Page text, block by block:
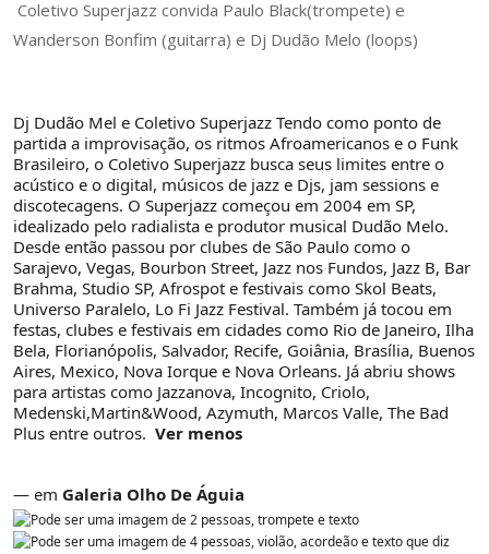
Coletivo Superjazz convida Paulo Black(trompete) e
Wanderson Bonfim (guitarra) e Dj Dudão Melo (loops)
Dj Dudão Mel e Coletivo Superjazz Tendo como ponto de
partida a improvisação, os ritmos Afroamericanos e o Funk
Brasileiro, o Coletivo Superjazz busca seus limites entre o
acústico e o digital, músicos de jazz e Djs, jam sessions e
discotecagens. O Superjazz começou em 2004 em SP,
idealizado pelo radialista e produtor musical Dudão Melo.
Desde então passou por clubes de São Paulo como o
Sarajevo, Vegas, Bourbon Street, Jazz nos Fundos, Jazz B, Bar
Brahma, Studio SP, Afrospot e festivais como Skol Beats,
Universo Paralelo, Lo Fi Jazz Festival. Também já tocou em
festas, clubes e festivais em cidades como Rio de Janeiro, Ilha
Bela, Florianópolis, Salvador, Recife, Goiânia, Brasília, Buenos
Aires, Mexico, Nova Iorque e Nova Orleans. Já abriu shows
para artistas como Jazzanova, Incognito, Criolo,
Medenski,Martin&Wood, Azymuth, Marcos Valle, The Bad
Plus entre outros. Ver menos
— em Galeria Olho De Águia